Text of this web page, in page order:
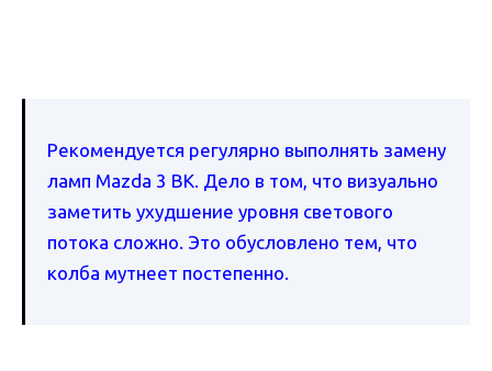
Рекомендуется регулярно выполнять замену
ламп Mazda 3 BK. Дело в том, что визуально
заметить ухудшение уровня светового
потока сложно. Это обусловлено тем, что
колба мутнеет постепенно.